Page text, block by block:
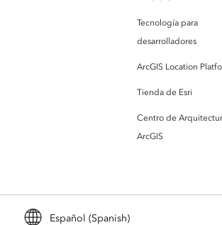
Tecnología para
desarrolladores
ArcGIS Location
Tienda de Esri
Centro de
ArcGIS
Español (Spanish)